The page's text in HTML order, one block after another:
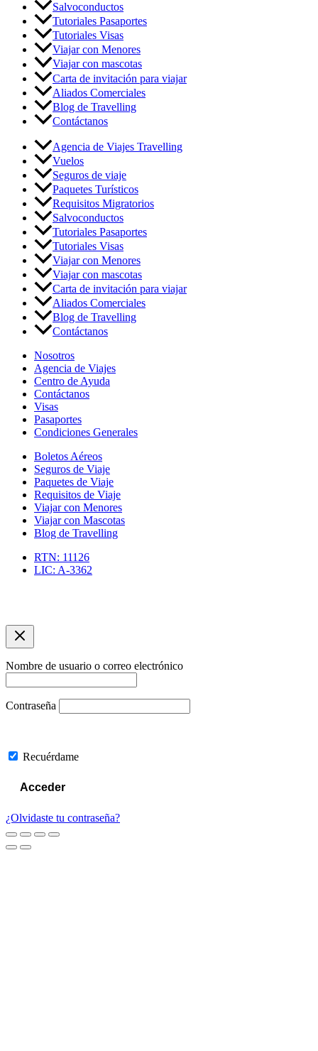
Salvoconductos
Tutoriales Pasaportes
Tutoriales Visas
Viajar con Menores
Viajar con mascotas
Carta de invitación para viajar
Aliados Comerciales
Blog de Travelling
Contáctanos
Agencia de Viajes Travelling
Vuelos
Seguros de viaje
Paquetes Turísticos
Requisitos Migratorios
Salvoconductos
Tutoriales Pasaportes
Tutoriales Visas
Viajar con Menores
Viajar con mascotas
Carta de invitación para viajar
Aliados Comerciales
Blog de Travelling
Contáctanos
Nosotros
Agencia de Viajes
Centro de Ayuda
Contáctanos
Visas
Pasaportes
Condiciones Generales
Boletos Aéreos
Seguros de Viaje
Paquetes de Viaje
Requisitos de Viaje
Viajar con Menores
Viajar con Mascotas
Blog de Travelling
RTN: 11126
LIC: A-3362
Nombre de usuario o correo electrónico
Contraseña
Recuérdame
¿Olvidaste tu contraseña?